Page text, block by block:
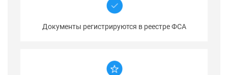
Документы регистрируются в реестре ФСА